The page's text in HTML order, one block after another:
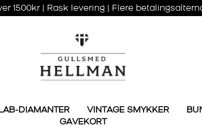
1500kr | Rask levering | Flere
DIAMANTER VINTAGE SMYKKER
GAVEKORT